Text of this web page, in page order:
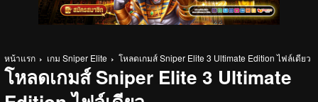
หน้าแรก เกม Sniper Elite โหลดเกมส์ Sniper Elite 3 Ultimate Edition ไฟล์เดียว
โหลดเกมส์ Sniper Elite 3 Ultimate